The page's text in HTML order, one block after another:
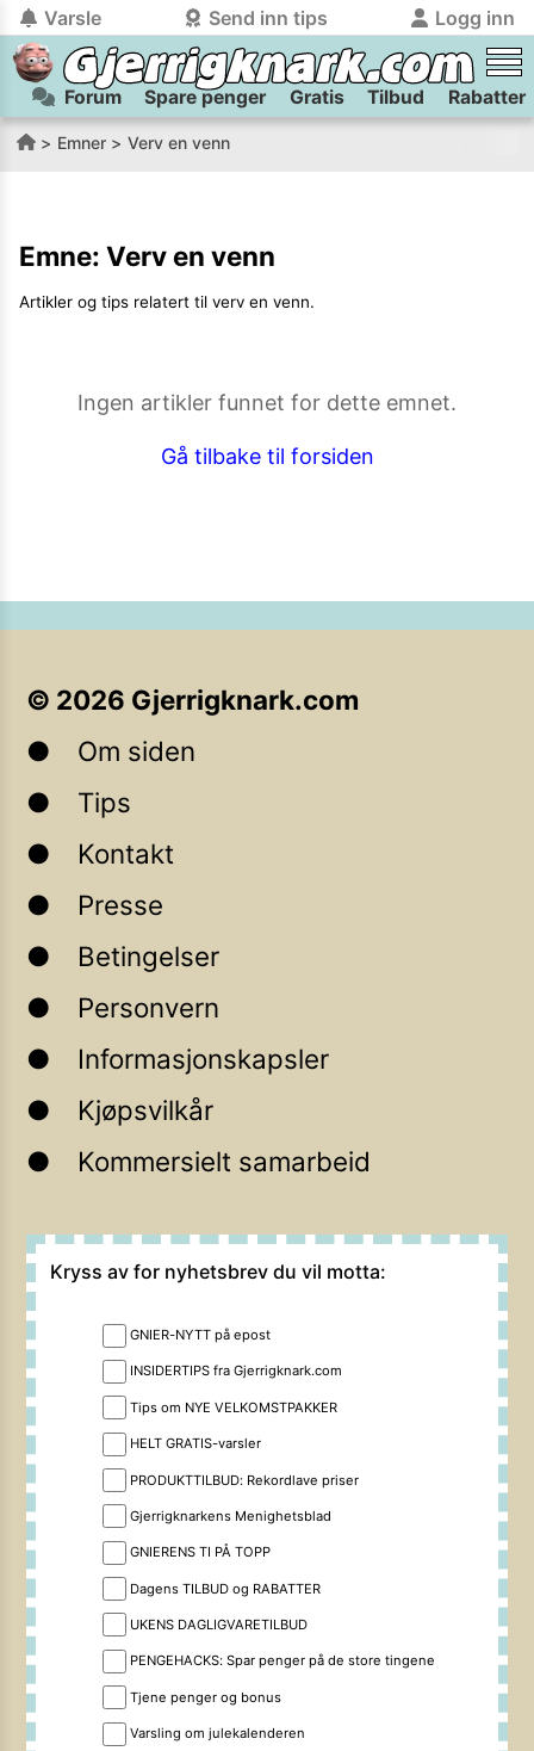
Varsle Send inn tips Logg inn
tilbake
Logg inn på Gjerrigknark.com:
Logg inn med Vipps
tilbake
Send inn tips:
Vil du være med i tipsekonkurransen kan du oppgi
Forum Spare penger Gratis Tilbud Rabatter
Emner Verv en venn
Emne: Verv en venn
Artikler og tips relatert til verv en venn.
Ingen artikler funnet for dette emnet.
Gå tilbake til forsiden
© 2026 Gjerrigknark.com
Om siden
Tips
Kontakt
Presse
Betingelser
Personvern
Informasjonskapsler
Kjøpsvilkår
Kommersielt samarbeid
Kryss av for nyhetsbrev du vil motta:
GNIER-NYTT på epost
INSIDERTIPS fra Gjerrigknark.com
Tips om NYE VELKOMSTPAKKER
HELT GRATIS-varsler
PRODUKTTILBUD: Rekordlave priser
Gjerrigknarkens Menighetsblad
GNIERENS TI PÅ TOPP
Dagens TILBUD og RABATTER
UKENS DAGLIGVARETILBUD
PENGEHACKS: Spar penger på de store tingene
Tjene penger og bonus
Varsling om julekalenderen